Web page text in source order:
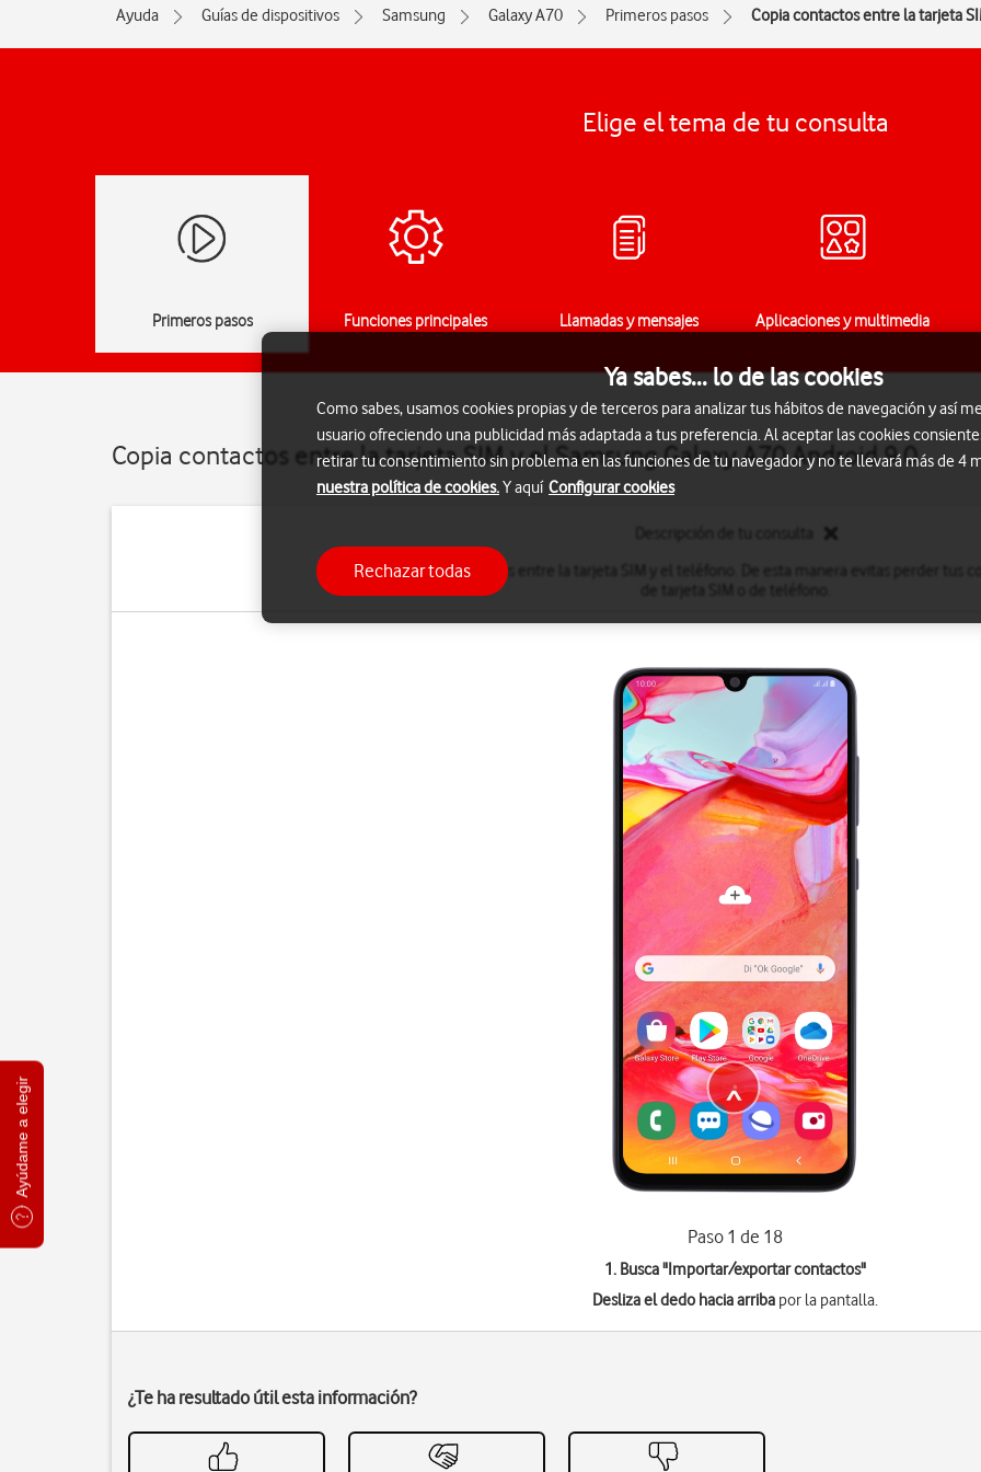
Ayúdame a elegir
Ayuda Guías de dispositivos Samsung Galaxy A70 Primeros pasos Copia contactos entre la tarjeta
Elige el tema de tu consulta
Primeros pasos Funciones principales Llamadas y mensajes Aplicaciones y multimedia
Copia contactos entre la tarjeta SIM y el Samsung Galaxy A70 Android 9.0
Puedes copiar tus contactos entre la tarjeta SIM y el teléfono. De esta manera evitas perder tus
Paso 1 de 18
1. Busca "Importar/exportar contactos"
Desliza el dedo hacia arriba por la pantalla.
¿Te ha resultado útil esta información?
Ya sabes... lo de las cookies
Como sabes, usamos cookies propias y de terceros para analizar tus hábitos de navegación y así
usuario ofreciendo una publicidad más adaptada a tus preferencia. Al aceptar las cookies
retirar tu consentimiento sin problema en las funciones de tu navegador y no te llevará más de 4
nuestra política de cookies.Y aquí Configurar cookies
Rechazar todas